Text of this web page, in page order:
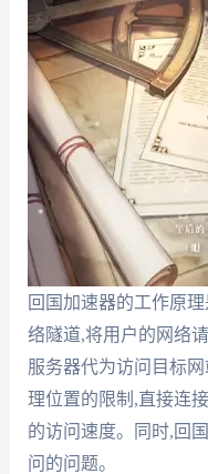
回国加速器的工作原
络隧道,将用户的网络
服务器代为访问目标
理位置的限制,直接连
的访问速度。同时,回
问的问题。